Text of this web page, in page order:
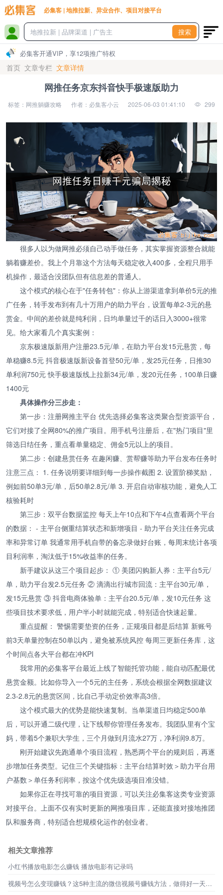
必集客 | 地推拉新、异业合作、项目对接平台
搜索
必集客开通VIP，享12项推广特权
首页 文章专栏 文章详情
网推任务京东抖音快手极速版助力
标签：网推躺赚攻略 作者：必集客小云 2025-06-03 01:41:10 299
很多人以为做网推必须自己动手做任务，其实掌握资源整合就能
躺着赚差价。我上个月靠这个方法每天稳定收入400多，全程只用手
机操作，最适合没团队但有信息差的普通人。
这个模式的核心在于"任务转包"：你从上游渠道拿到单价5元的推
广任务，转手发布到有几十万用户的助力平台，设置每单2-3元的悬
赏金。中间的差价就是纯利润，日均单量过千的话日入3000+很常
见。给大家看几个真实案例：
京东极速版新用户注册23.5元/单，在助力平台发15元悬赏，每
单稳赚8.5元 抖音极速版新设备首登50元/单，发25元任务，日推30
单利润750元 快手极速版线上拉新34元/单，发20元任务，100单日赚
1400元
具体操作分三步走：
第一步：注册网推主平台 优先选择必集客这类聚合型资源平台，
它们对接了全网80%的推广项目。用手机号注册后，在"热门项目"里
筛选日结任务，重点看单量稳定、佣金5元以上的项目。
第二步：创建悬赏任务 在趣闲赚、赏帮赚等助力平台发布任务时
注意三点： 1. 任务说明要详细到每一步操作截图 2. 设置阶梯奖励，
例如前50单3元/单，后50单2.8元/单 3. 开启自动审核功能，避免人工
核验耗时
第三步：双平台数据监控 每天上午10点和下午4点查看两个平台
的数据： - 主平台侧重结算状态和新增项目 - 助力平台关注任务完成
率和异常订单 我通常用手机自带的备忘录做好台账，每周末统计各项
目利润率，淘汰低于15%收益率的任务。
新手建议从这三个项目起步： ① 美团闪购新人券：主平台5元/
单，助力平台发2.5元任务 ② 滴滴出行城市回流：主平台30元/单，
发15元悬赏 ③ 抖音电商体验单：主平台20.5元/单，发10元任务 这
些项目技术要求低，用户半小时就能完成，特别适合快速起量。
重点提醒： 警惕需要垫资的任务，正规项目都是后结算 新账号
前3天单量控制在50单以内，避免被系统风控 每周三更新任务库，这
个时间点各大平台都在冲KPI
我常用的必集客平台最近上线了智能托管功能，能自动匹配最优
悬赏金额。比如你导入一个5元的主任务，系统会根据全网数据建议
2.3-2.8元的悬赏区间，比自己手动定价效率高3倍。
这个模式最大的优势是能快速复制。当单渠道日均稳定500单
后，可以开通二级代理，让下线帮你管理任务发布。我团队里有个宝
妈，带着5个兼职大学生，三个月做到月流水27万，净利润9.8万。
刚开始建议先跑通单个项目流程，熟悉两个平台的规则后，再逐
步增加任务类型。记住三个关键指标：主平台结算时效＞助力平台用
户基数＞单任务利润率，按这个优先级选项目准没错。
如果你正在寻找可靠的项目资源，可以关注必集客这类专业资源
对接平台。上面不仅有实时更新的网推项目库，还能直接对接地推团
队和服务商，特别适合想规模化运作的创业者。
相关文章推荐
小红书播放电影怎么赚钱 播放电影有记录吗
视频号怎么变现赚钱？这5种主流的微信视频号赚钱方法，做得好一天能赚1000+